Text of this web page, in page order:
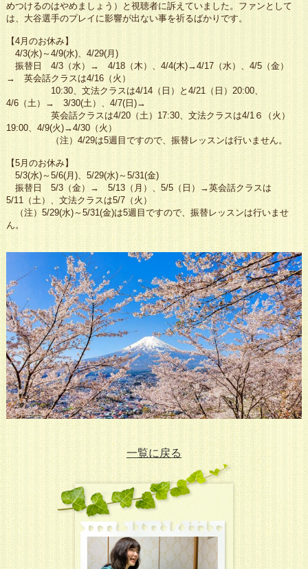
めつけるのはやめましょう）と視聴者に訴えていました。ファンとして
は、大谷選手のプレイに影響が出ない事を祈るばかりです。
【4月のお休み】
4/3(水)～4/9(水)、4/29(月)
振替日 4/3（水）→ 4/18（木）、4/4(木)→4/17（水）、4/5（金）
→ 英会話クラスは4/16（火）
10:30、文法クラスは4/14（日）と4/21（日）20:00、
4/6（土）→ 3/30(土）、4/7(日)→
英会話クラスは4/20（土）17:30、 文法クラスは4/1６（火）
19:00、4/9(火)→4/30（火）
（注）4/29は5週目ですので、振替レッスンは行いません。
【5月のお休み】
5/3(水)～5/6(月)、5/29(水)～5/31(金)
振替日 5/3（金）→ 5/13（月）、5/5（日）→英会話クラスは
5/11（土）、文法クラスは5/7（火）
（注）5/29(水)～5/31(金)は5週目ですので、振替レッスンは行いませ
ん。
一覧に戻る